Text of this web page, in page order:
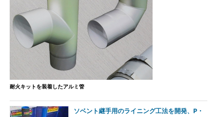
耐火キットを装着したアルミ管
ソベント継手用のライニング工法を開発、P・